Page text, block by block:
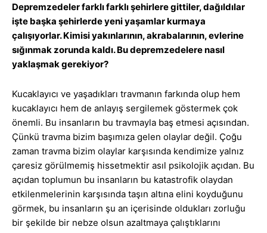
Depremzedeler farklı farklı şehirlere gittiler, dağıldılar
işte başka şehirlerde yeni yaşamlar kurmaya
çalışıyorlar. Kimisi yakınlarının, akrabalarının, evlerine
sığınmak zorunda kaldı. Bu depremzedelere nasıl
yaklaşmak gerekiyor?
Kucaklayıcı ve yaşadıkları travmanın farkında olup hem
kucaklayıcı hem de anlayış sergilemek göstermek çok
önemli. Bu insanların bu travmayla baş etmesi açısından.
Çünkü travma bizim başımıza gelen olaylar değil. Çoğu
zaman travma bizim olaylar karşısında kendimize yalnız
çaresiz görülmemiş hissetmektir asıl psikolojik açıdan. Bu
açıdan toplumun bu insanların bu katastrofik olaydan
etkilenmelerinin karşısında taşın altına elini koyduğunu
görmek, bu insanların şu an içerisinde oldukları zorluğu
bir şekilde bir nebze olsun azaltmaya çalıştıklarını